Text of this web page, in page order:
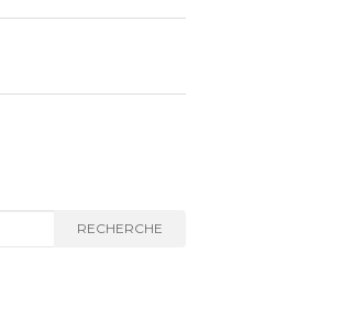
RECHERCHE